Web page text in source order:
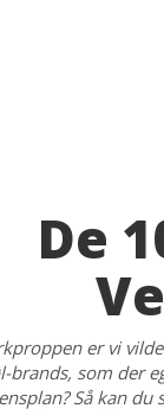
De
er vi
brands, som der
Så kan